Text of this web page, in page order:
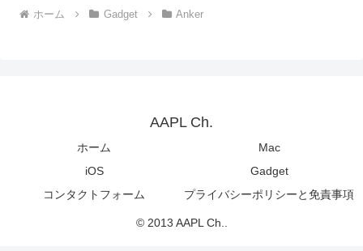
ホーム Gadget Anker
AAPL Ch.
ホーム
Mac
iOS
Gadget
コンタクトフォーム
プライバシーポリシーと免責事項
© 2013 AAPL Ch..